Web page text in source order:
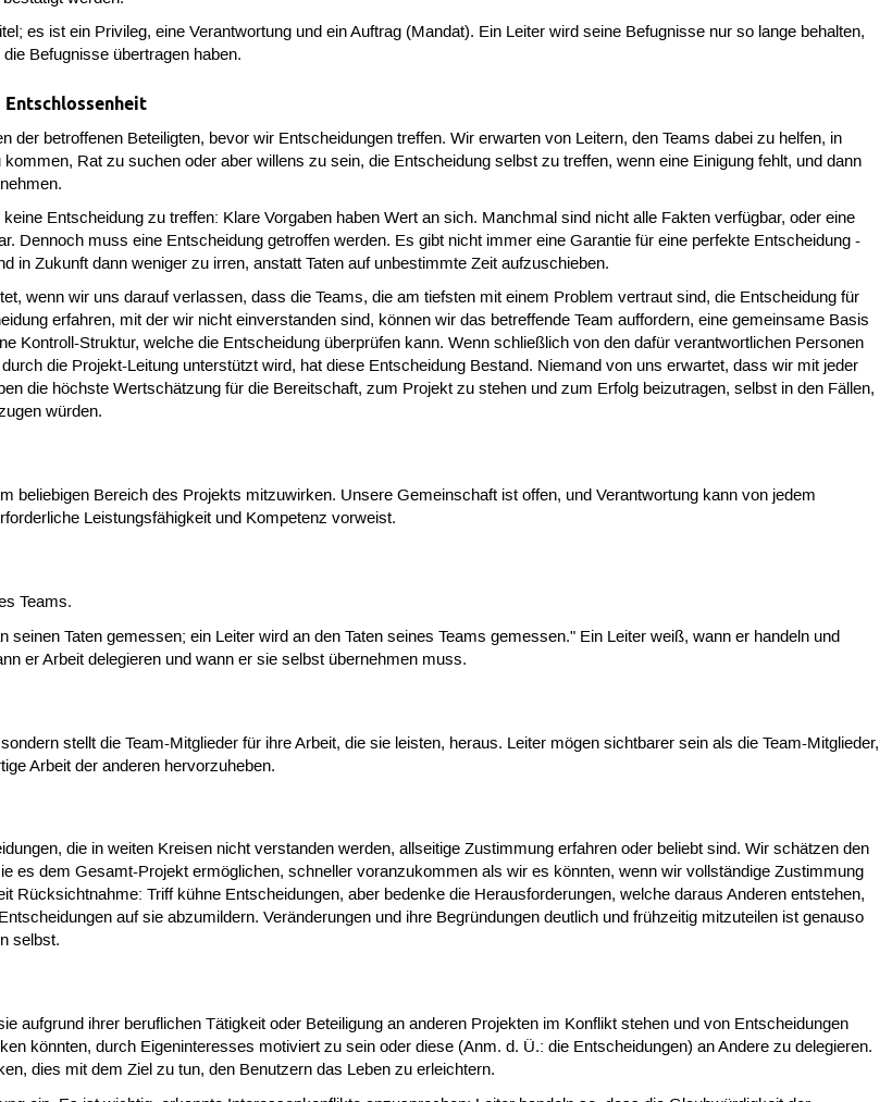
es ist ein Privileg, eine Verantwortung und ein Auftrag (Mandat). Ein Leiter wird seine Befugnisse nur so lange behalten,
Befugnisse übertragen haben.
Entschlossenheit
der betroffenen Beteiligten, bevor wir Entscheidungen treffen. Wir erwarten von Leitern, den Teams dabei zu helfen, in
Rat zu suchen oder aber willens zu sein, die Entscheidung selbst zu treffen, wenn eine Einigung fehlt, und dann
Entscheidung zu treffen: Klare Vorgaben haben Wert an sich. Manchmal sind nicht alle Fakten verfügbar, oder eine
Dennoch muss eine Entscheidung getroffen werden. Es gibt nicht immer eine Garantie für eine perfekte Entscheidung -
in Zukunft dann weniger zu irren, anstatt Taten auf unbestimmte Zeit aufzuschieben.
wenn wir uns darauf verlassen, dass die Teams, die am tiefsten mit einem Problem vertraut sind, die Entscheidung für
erfahren, mit der wir nicht einverstanden sind, können wir das betreffende Team auffordern, eine gemeinsame Basis
Kontroll-Struktur, welche die Entscheidung überprüfen kann. Wenn schließlich von den dafür verantwortlichen Personen
die Projekt-Leitung unterstützt wird, hat diese Entscheidung Bestand. Niemand von uns erwartet, dass wir mit jeder
die höchste Wertschätzung für die Bereitschaft, zum Projekt zu stehen und zum Erfolg beizutragen, selbst in den Fällen,
würden.
beliebigen Bereich des Projekts mitzuwirken. Unsere Gemeinschaft ist offen, und Verantwortung kann von jedem
Leistungsfähigkeit und Kompetenz vorweist.
Teams.
Taten gemessen; ein Leiter wird an den Taten seines Teams gemessen." Ein Leiter weiß, wann er handeln und
er Arbeit delegieren und wann er sie selbst übernehmen muss.
stellt die Team-Mitglieder für ihre Arbeit, die sie leisten, heraus. Leiter mögen sichtbarer sein als die Team-Mitglieder,
Arbeit der anderen hervorzuheben.
die in weiten Kreisen nicht verstanden werden, allseitige Zustimmung erfahren oder beliebt sind. Wir schätzen den
es dem Gesamt-Projekt ermöglichen, schneller voranzukommen als wir es könnten, wenn wir vollständige Zustimmung
Rücksichtnahme: Triff kühne Entscheidungen, aber bedenke die Herausforderungen, welche daraus Anderen entstehen,
auf sie abzumildern. Veränderungen und ihre Begründungen deutlich und frühzeitig mitzuteilen ist genauso
selbst.
aufgrund ihrer beruflichen Tätigkeit oder Beteiligung an anderen Projekten im Konflikt stehen und von Entscheidungen
könnten, durch Eigeninteresses motiviert zu sein oder diese (Anm. d. Ü.: die Entscheidungen) an Andere zu delegieren.
dies mit dem Ziel zu tun, den Benutzern das Leben zu erleichtern.